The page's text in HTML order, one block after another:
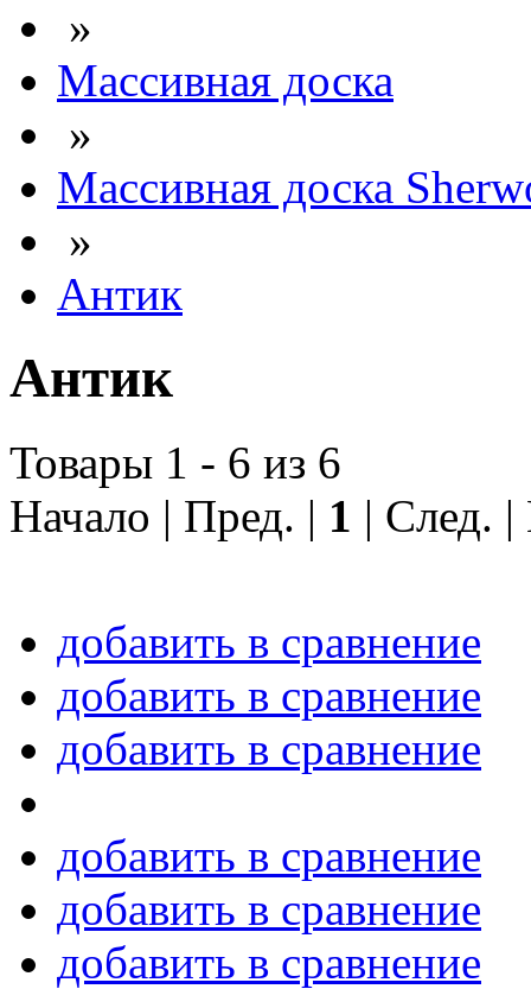
»
Массивная доска
»
Массивная доска
»
Антик
Антик
Товары 1 - 6 из 6
Начало | Пред. | 1 | След.
добавить в сравнение
добавить в сравнение
добавить в сравнение
добавить в сравнение
добавить в сравнение
добавить в сравнение